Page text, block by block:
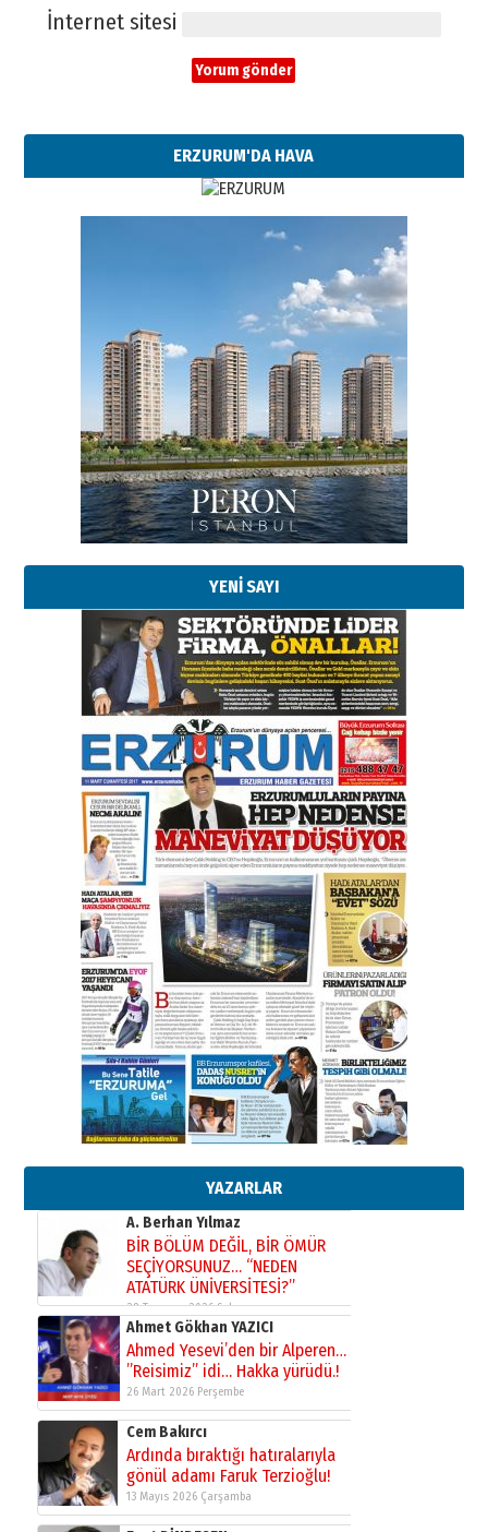
İnternet sitesi
ERZURUM'DA HAVA
YENİ SAYI
YAZARLAR
Esat BİNDESEN
Başkan Sekmen’den Erzurum’a
bir vizyon proje daha!
02 Ağustos 2026 Pazar
Kadir SABUNCUOĞLU
Erzurumspor’un köşe taşları
29 Haziran 2026 Pazartesi
Kenan GÜLERCİ
Murat Şahsuvaroğlu ERKON’da
çıtayı yukarı taşırken,
yönetimdekiler aşağı
çekmemeli!
17 Şubat 2026 SalıOrhan BOZKURT
Bir fotoğraf, bir şehir, bir
gazeteci… Dizginler kimin
A. Berhan Yılmaz
BİR BÖLÜM DEĞİL, BİR ÖMÜR
SEÇİYORSUNUZ… “NEDEN
ATATÜRK ÜNİVERSİTESİ?”
28 Temmuz 2026 Salı
Ahmet Gökhan YAZICI
Ahmed Yesevi’den bir Alperen…
”Reisimiz” idi… Hakka yürüdü.!
26 Mart 2026 Perşembe
Cem Bakırcı
Ardında bıraktığı hatıralarıyla
gönül adamı Faruk Terzioğlu!
13 Mayıs 2026 Çarşamba